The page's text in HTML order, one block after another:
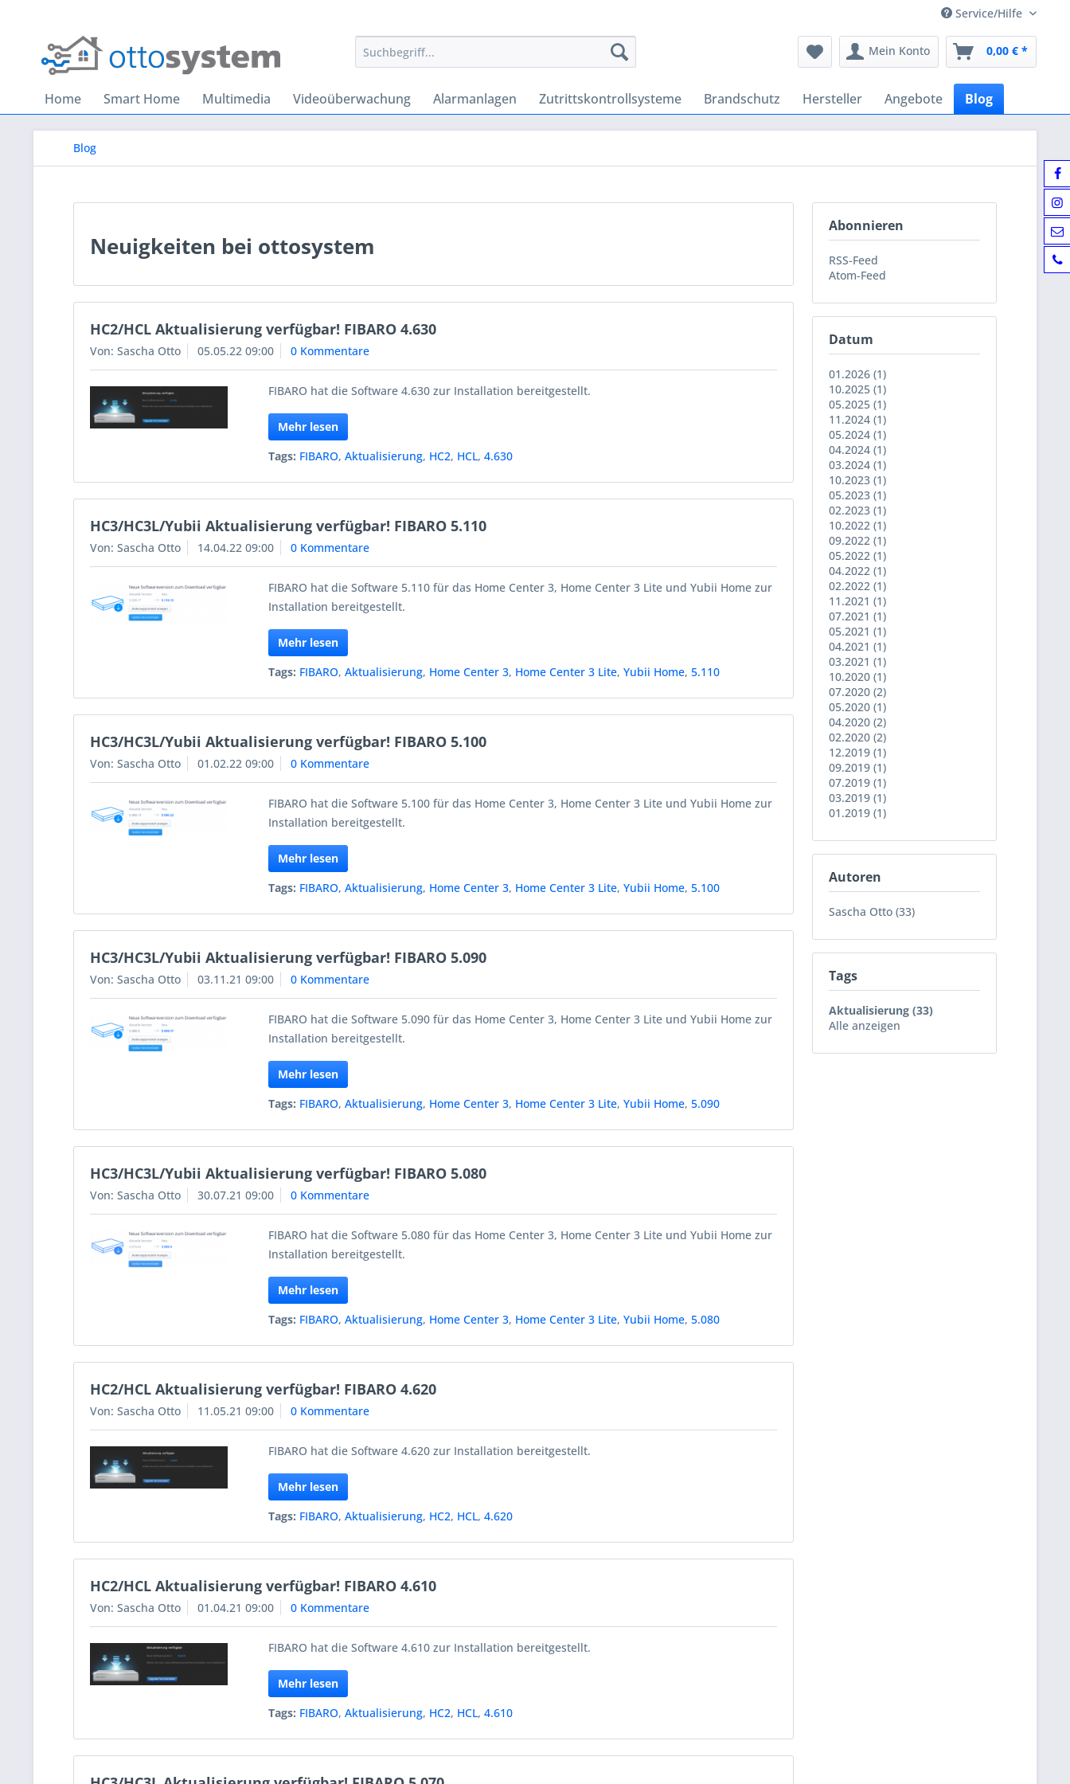
Service/Hilfe
Mein Konto 0,00 € *
Home Smart Home Multimedia Videoüberwachung Alarmanlagen Zutrittskontrollsysteme Brandschutz Hersteller Angebote Blog
Blog
Abonnieren
RSS-Feed
Atom-Feed
Datum
01.2026 (1)
10.2025 (1)
05.2025 (1)
11.2024 (1)
05.2024 (1)
04.2024 (1)
03.2024 (1)
10.2023 (1)
05.2023 (1)
02.2023 (1)
10.2022 (1)
09.2022 (1)
05.2022 (1)
04.2022 (1)
02.2022 (1)
11.2021 (1)
07.2021 (1)
05.2021 (1)
04.2021 (1)
03.2021 (1)
10.2020 (1)
07.2020 (2)
05.2020 (1)
04.2020 (2)
02.2020 (2)
12.2019 (1)
09.2019 (1)
07.2019 (1)
03.2019 (1)
01.2019 (1)
Autoren
Sascha Otto (33)
Tags
Aktualisierung (33)
Alle anzeigen
Neuigkeiten bei ottosystem
HC2/HCL Aktualisierung verfügbar! FIBARO 4.630
Von: Sascha Otto 05.05.22 09:00 0 Kommentare
FIBARO hat die Software 4.630 zur Installation bereitgestellt.
Mehr lesen
Tags: FIBARO,Aktualisierung, HC2, HCL,4.630
HC3/HC3L/Yubii Aktualisierung verfügbar! FIBARO 5.110
Von: Sascha Otto 14.04.22 09:00 0 Kommentare
FIBARO hat die Software 5.110 für das Home Center 3, Home Center 3 Lite und Yubii Home zur
Installation bereitgestellt.
Mehr lesen
Tags: FIBARO,Aktualisierung, Home Center 3, Home Center 3 Lite,Yubii Home,5.110
HC3/HC3L/Yubii Aktualisierung verfügbar! FIBARO 5.100
Von: Sascha Otto 01.02.22 09:00 0 Kommentare
FIBARO hat die Software 5.100 für das Home Center 3, Home Center 3 Lite und Yubii Home zur
Installation bereitgestellt.
Mehr lesen
Tags: FIBARO,Aktualisierung, Home Center 3, Home Center 3 Lite,Yubii Home,5.100
HC3/HC3L/Yubii Aktualisierung verfügbar! FIBARO 5.090
Von: Sascha Otto 03.11.21 09:00 0 Kommentare
FIBARO hat die Software 5.090 für das Home Center 3, Home Center 3 Lite und Yubii Home zur
Installation bereitgestellt.
Mehr lesen
Tags: FIBARO,Aktualisierung, Home Center 3, Home Center 3 Lite,Yubii Home,5.090
HC3/HC3L/Yubii Aktualisierung verfügbar! FIBARO 5.080
Von: Sascha Otto 30.07.21 09:00 0 Kommentare
FIBARO hat die Software 5.080 für das Home Center 3, Home Center 3 Lite und Yubii Home zur
Installation bereitgestellt.
Mehr lesen
Tags: FIBARO,Aktualisierung, Home Center 3, Home Center 3 Lite,Yubii Home,5.080
HC2/HCL Aktualisierung verfügbar! FIBARO 4.620
Von: Sascha Otto 11.05.21 09:00 0 Kommentare
FIBARO hat die Software 4.620 zur Installation bereitgestellt.
Mehr lesen
Tags: FIBARO,Aktualisierung, HC2, HCL,4.620
HC2/HCL Aktualisierung verfügbar! FIBARO 4.610
Von: Sascha Otto 01.04.21 09:00 0 Kommentare
FIBARO hat die Software 4.610 zur Installation bereitgestellt.
Mehr lesen
Tags: FIBARO,Aktualisierung, HC2, HCL,4.610